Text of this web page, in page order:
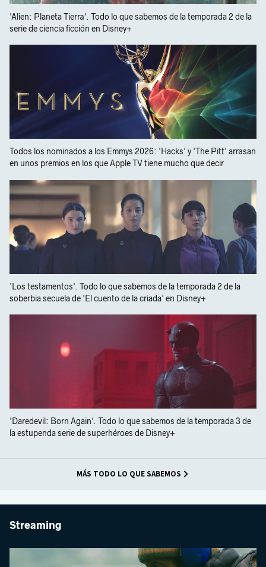
'Alien: Planeta Tierra'. Todo lo que sabemos de la temporada 2 de la
serie de ciencia ficción en Disney+
Todos los nominados a los Emmys 2026: 'Hacks' y 'The Pitt' arrasan
en unos premios en los que Apple TV tiene mucho que decir
'Los testamentos'. Todo lo que sabemos de la temporada 2 de la
soberbia secuela de 'El cuento de la criada' en Disney+
'Daredevil: Born Again'. Todo lo que sabemos de la temporada 3 de
la estupenda serie de superhéroes de Disney+
MÁS TODO LO QUE SABEMOS
Streaming